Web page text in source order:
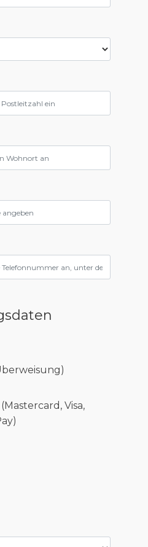
(Mastercard, Visa,